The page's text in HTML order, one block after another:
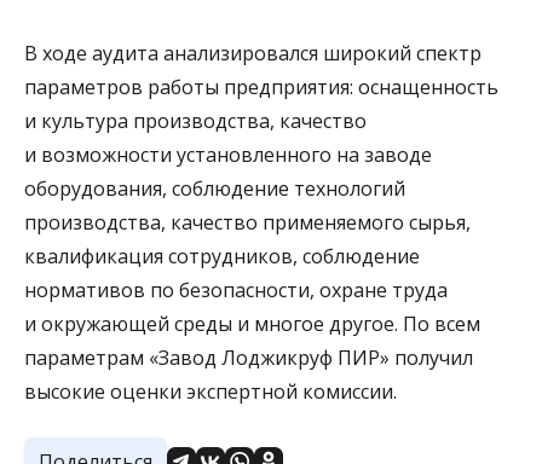
В ходе аудита анализировался широкий спектр
параметров работы предприятия: оснащенность
и культура производства, качество
и возможности установленного на заводе
оборудования, соблюдение технологий
производства, качество применяемого сырья,
квалификация сотрудников, соблюдение
нормативов по безопасности, охране труда
и окружающей среды и многое другое. По всем
параметрам «Завод Лоджикруф ПИР» получил
высокие оценки экспертной комиссии.